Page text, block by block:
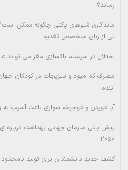
رساند؟
ماندگاری شیرهای پاکتی چگونه ممکن است؟
تی از زبان متخصص تغذیه
اختلال در سیستم پاکسازی مغز می
مصرف کم میوه و سبزیجات در کودکان
آینده
آیا دویدن و دوچرخه سواری باعث آسیب به
پیش بینی سازمان جهانی بهداشت درباره ی
۲۰۵۰
کشف جدید دانشمندان برای تولید